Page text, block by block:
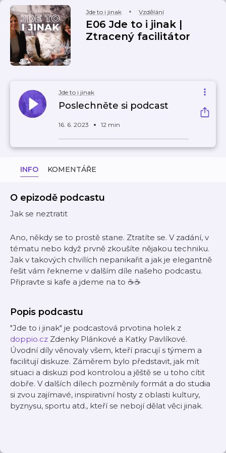
Jde to i jinak Vzdělání
E06 Jde to i jinak |
Ztracený facilitátor
Jde to i jinak
Poslechněte si podcast
16. 6. 2023 12 min
INFO KOMENTÁŘE
O epizodě podcastu
Jak se neztratit
Ano, někdy se to prostě stane. Ztratíte se. V zadání, v
tématu nebo když prvně zkoušíte nějakou techniku.
Jak v takových chvílích nepanikařit a jak je elegantně
řešit vám řekneme v dalším díle našeho podcastu.
Připravte si kafe a jdeme na to ☕️☕️
Popis podcastu
"Jde to i jinak" je podcastová prvotina holek z
doppio.cz Zdenky Plánkové a Katky Pavlíkové.
Úvodní díly věnovaly všem, kteří pracují s týmem a
facilitují diskuze. Záměrem bylo představit, jak mít
situaci a diskuzi pod kontrolou a jěště se u toho cítit
dobře. V dalších dílech pozměnily formát a do studia
si zvou zajímavé, inspirativní hosty z oblasti kultury,
byznysu, sportu atd., kteří se nebojí dělat věci jinak.